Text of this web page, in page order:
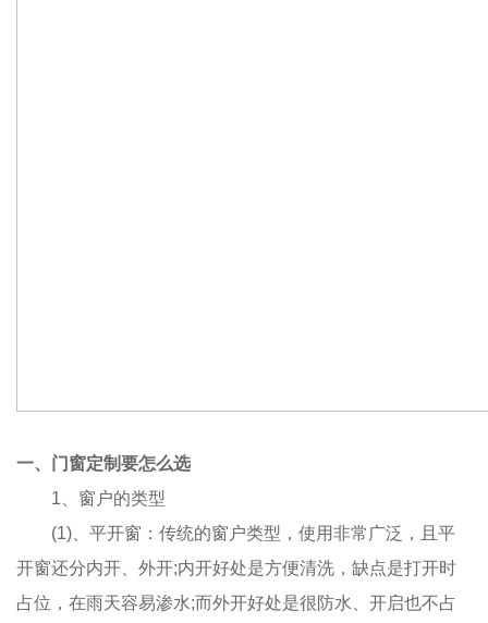
一、门窗定制要怎么选
1、窗户的类型
(1)、平开窗：传统的窗户类型，使用非常广泛，且平
开窗还分内开、外开;内开好处是方便清洗，缺点是打开时
占位，在雨天容易渗水;而外开好处是很防水、开启也不占